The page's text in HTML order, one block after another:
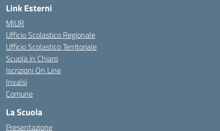
Link Esterni
MIUR
Ufficio Scolastico Regionale
Ufficio Scolastico Territoriale
Scuola in Chiaro
Iscrizioni On Line
Invalsi
Comune
La Scuola
Presentazione